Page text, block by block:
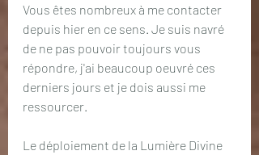
Vous êtes nombreux à me contacter
depuis hier en ce sens. Je suis navré
de ne pas pouvoir toujours vous
répondre, j'ai beaucoup oeuvré ces
derniers jours et je dois aussi me
ressourcer.
Le déploiement de la Lumière Divine